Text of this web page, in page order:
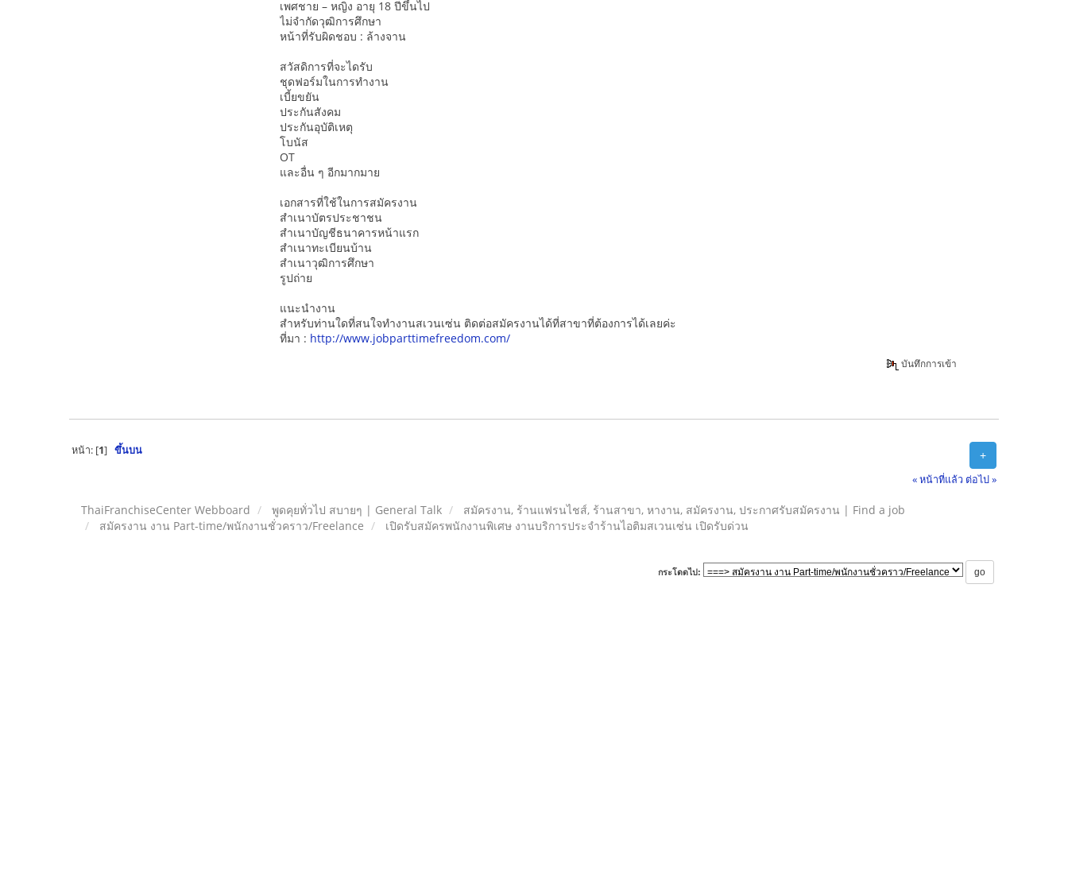
เพศชาย – หญิง อายุ 18 ปีขึ้นไป
ไม่จำกัดวุฒิการศึกษา
หน้าที่รับผิดชอบ : ล้างจาน
สวัสดิการที่จะไดรับ
ชุดฟอร์มในการทำงาน
เบี้ยขยัน
ประกันสังคม
ประกันอุบัติเหตุ
โบนัส
OT
และอื่น ๆ อีกมากมาย
เอกสารที่ใช้ในการสมัครงาน
สำเนาบัตรประชาชน
สำเนาบัญชีธนาคารหน้าแรก
สำเนาทะเบียนบ้าน
สำเนาวุฒิการศึกษา
รูปถ่าย
แนะนำงาน
สำหรับท่านใดที่สนใจทำงานสเวนเซ่น ติดต่อสมัครงานได้ที่สาขาที่ต้องการได้เลยค่ะ
ที่มา : http://www.jobparttimefreedom.com/
บันทึกการเข้า
+
หน้า: [1] ขึ้นบน
« หน้าที่แล้ว ต่อไป »
ThaiFranchiseCenter Webboard พูดคุยทั่วไป สบายๆ | General Talk
สมัครงาน, ร้านแฟรนไชส์, ร้านสาขา, หางาน, สมัครงาน, ประกาศรับสมัครงาน | Find a job
สมัครงาน งาน Part-time/พนักงานชั่วคราว/Freelance
เปิดรับสมัครพนักงานพิเศษ งานบริการประจำร้านไอติมสเวนเซ่น เปิดรับด่วน
กระโดดไป: